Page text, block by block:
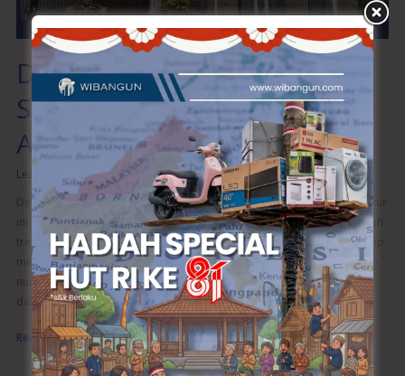
Desain Rumah Klasik:
Sentuhan Elegan dalam
Arsitektur
Leave a Comment/ Desain Eksterior,Desain Interior/wibangunweb
Desain rumah klasik tidak pernah kehilangan pesonanya. Gaya arsitektur
ini selalu menghadirkan kesan mewah dan elegan yang abadi. Di tengah
tren desain modern yang serba minimalis, desain rumah tersebut tetap
menjadi pilihan favorit bagi mereka yang menginginkan hunian dengan
nuansa yang mewah dan berkelas. Artikel ini akan membahas lebih
dalam mengenai karakteristik, keunggulan, dan cara
Read More »